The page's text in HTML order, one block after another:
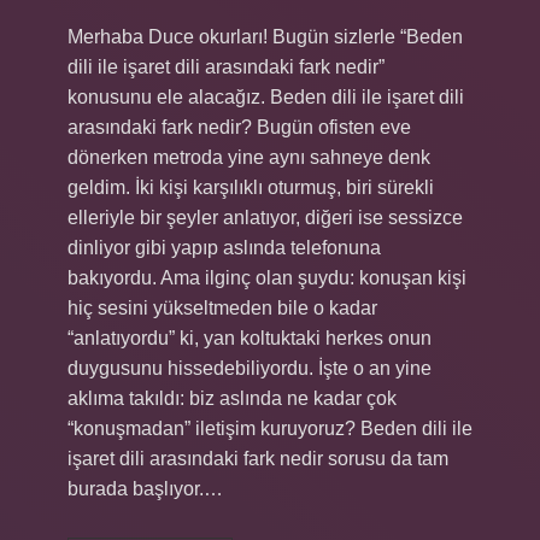
Merhaba Duce okurları! Bugün sizlerle “Beden
dili ile işaret dili arasındaki fark nedir”
konusunu ele alacağız. Beden dili ile işaret dili
arasındaki fark nedir? Bugün ofisten eve
dönerken metroda yine aynı sahneye denk
geldim. İki kişi karşılıklı oturmuş, biri sürekli
elleriyle bir şeyler anlatıyor, diğeri ise sessizce
dinliyor gibi yapıp aslında telefonuna
bakıyordu. Ama ilginç olan şuydu: konuşan kişi
hiç sesini yükseltmeden bile o kadar
“anlatıyordu” ki, yan koltuktaki herkes onun
duygusunu hissedebiliyordu. İşte o an yine
aklıma takıldı: biz aslında ne kadar çok
“konuşmadan” iletişim kuruyoruz? Beden dili ile
işaret dili arasındaki fark nedir sorusu da tam
burada başlıyor.…